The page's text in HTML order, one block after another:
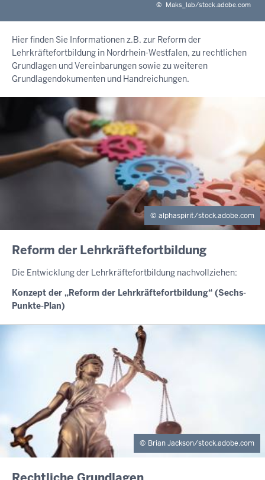
© Maks_lab/stock.adobe.com
Hier finden Sie Informationen z.B. zur Reform der
Lehrkräftefortbildung in Nordrhein-Westfalen, zu rechtlichen
Grundlagen und Vereinbarungen sowie zu weiteren
Grundlagendokumenten und Handreichungen.
alphaspirit/stock.adobe.com
INHALTSSEITE
Reform der Lehrkräftefortbildung
Die Entwicklung der Lehrkräftefortbildung nachvollziehen:
Konzept der „Reform der Lehrkräftefortbildung“ (Sechs-
Punkte-Plan)
Brian Jackson/stock.adobe.com
INHALTSSEITE